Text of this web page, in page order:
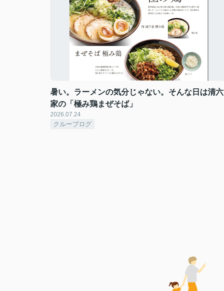
暑い。ラーメンの気分じゃない。そんな日は清六
家の「極み鶏まぜそば」
2026.07.24
クルーブログ